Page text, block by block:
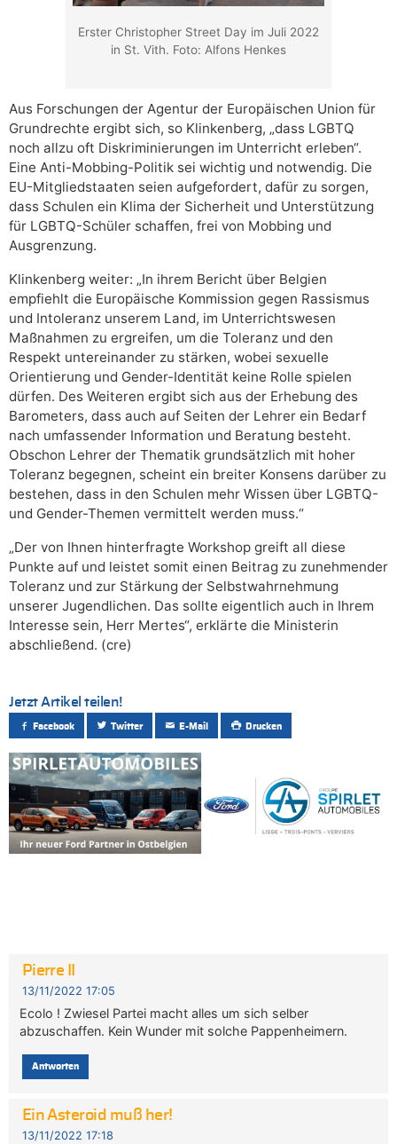
Erster Christopher Street Day im Juli 2022
in St. Vith. Foto: Alfons Henkes
Aus Forschungen der Agentur der Europäischen Union für
Grundrechte ergibt sich, so Klinkenberg, „dass LGBTQ
noch allzu oft Diskriminierungen im Unterricht erleben“.
Eine Anti-Mobbing-Politik sei wichtig und notwendig. Die
EU-Mitgliedstaaten seien aufgefordert, dafür zu sorgen,
dass Schulen ein Klima der Sicherheit und Unterstützung
für LGBTQ-Schüler schaffen, frei von Mobbing und
Ausgrenzung.
Klinkenberg weiter: „In ihrem Bericht über Belgien
empfiehlt die Europäische Kommission gegen Rassismus
und Intoleranz unserem Land, im Unterrichtswesen
Maßnahmen zu ergreifen, um die Toleranz und den
Respekt untereinander zu stärken, wobei sexuelle
Orientierung und Gender-Identität keine Rolle spielen
dürfen. Des Weiteren ergibt sich aus der Erhebung des
Barometers, dass auch auf Seiten der Lehrer ein Bedarf
nach umfassender Information und Beratung besteht.
Obschon Lehrer der Thematik grundsätzlich mit hoher
Toleranz begegnen, scheint ein breiter Konsens darüber zu
bestehen, dass in den Schulen mehr Wissen über LGBTQ-
und Gender-Themen vermittelt werden muss.“
„Der von Ihnen hinterfragte Workshop greift all diese
Punkte auf und leistet somit einen Beitrag zu zunehmender
Toleranz und zur Stärkung der Selbstwahrnehmung
unserer Jugendlichen. Das sollte eigentlich auch in Ihrem
Interesse sein, Herr Mertes“, erklärte die Ministerin
abschließend. (cre)
Jetzt Artikel teilen!
Facebook Twitter E-Mail Drucken
Pierre II
13/11/2022 17:05
Ecolo ! Zwiesel Partei macht alles um sich selber
abzuschaffen. Kein Wunder mit solche Pappenheimern.
Antworten
Ein Asteroid muß her!
13/11/2022 17:18